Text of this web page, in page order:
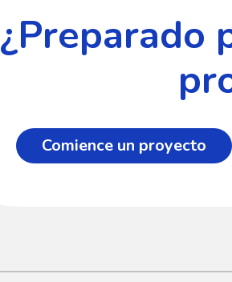
¿Preparado
Comience un proyecto